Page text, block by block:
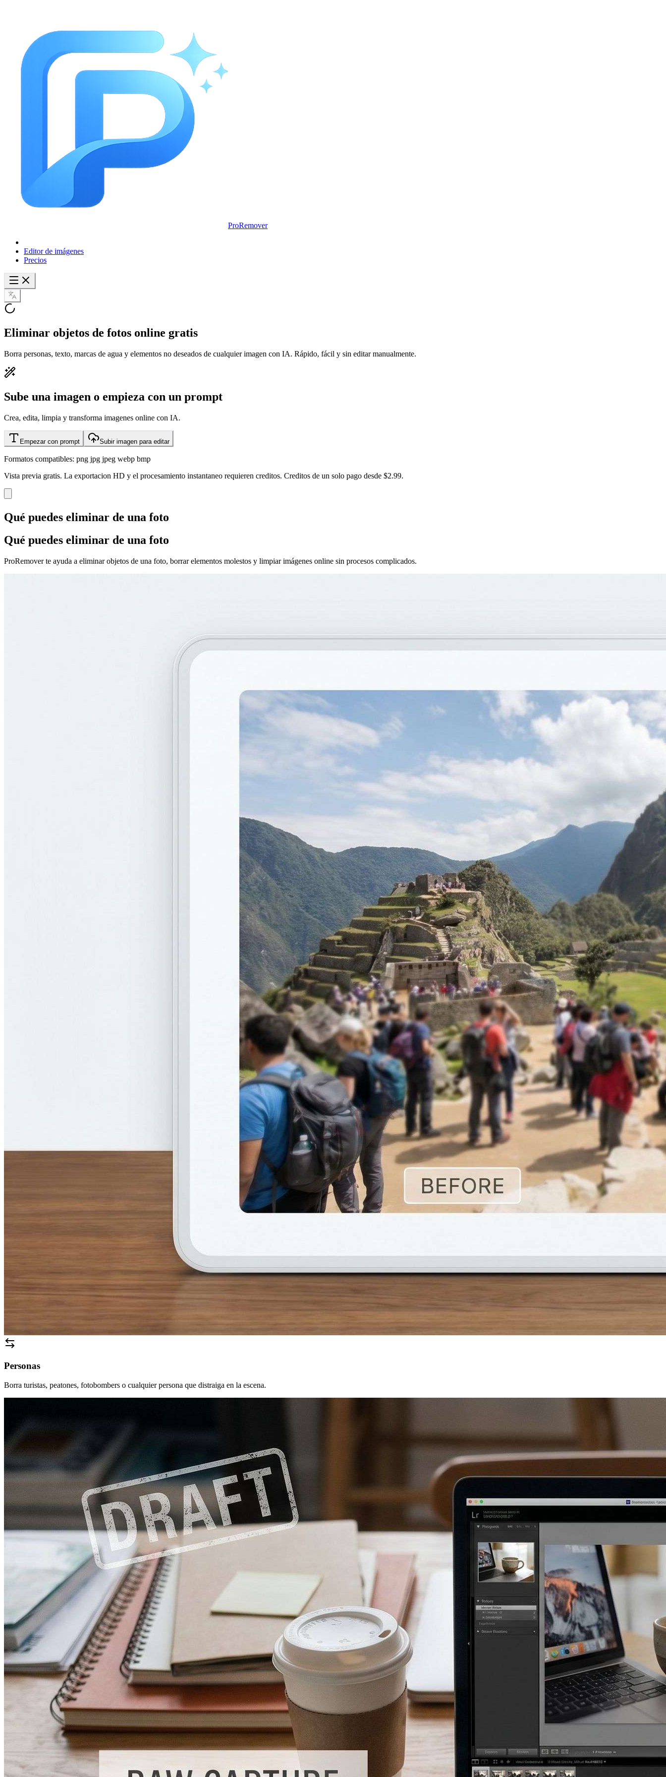
ProRemover
Editor de imágenes
Precios
Eliminar objetos de fotos online gratis
Borra personas, texto, marcas de agua y elementos no deseados de cualquier imagen con IA. Rápido, fácil y sin editar manualmente.
Sube una imagen o empieza con un prompt
Crea, edita, limpia y transforma imagenes online con IA.
Empezar con prompt Subir imagen para editar
Formatos compatibles: png jpg jpeg webp bmp
Vista previa gratis. La exportacion HD y el procesamiento instantaneo requieren creditos. Creditos de un solo pago desde $2.99.
Qué puedes eliminar de una foto
Qué puedes eliminar de una foto
ProRemover te ayuda a eliminar objetos de una foto, borrar elementos molestos y limpiar imágenes online sin procesos complicados.
Personas
Borra turistas, peatones, fotobombers o cualquier persona que distraiga en la escena.